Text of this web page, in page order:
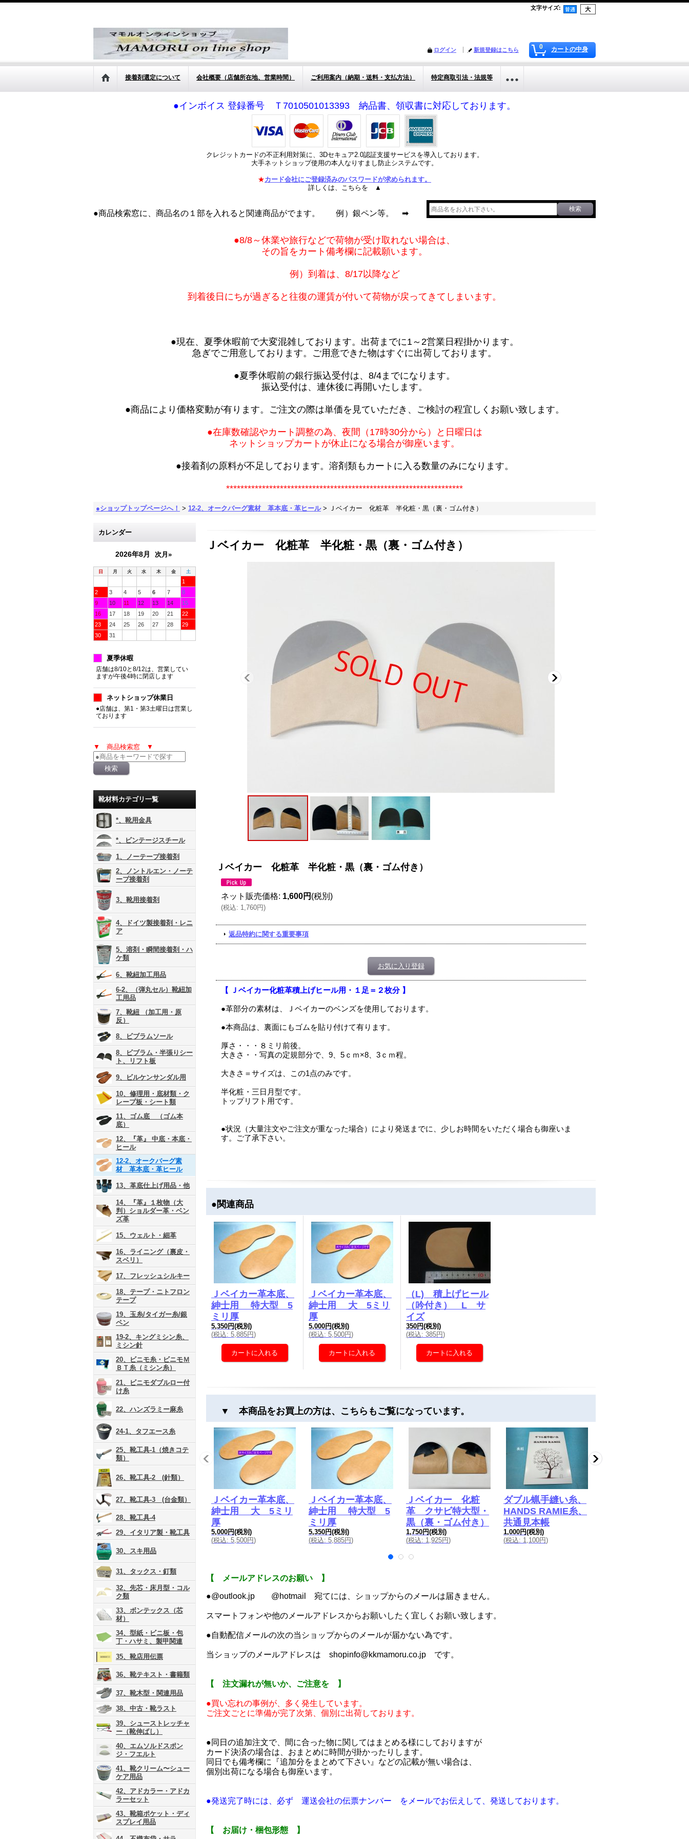
文字サイズ:
0 カートの中身
ログイン 新規登録はこちら
接着剤選定について 会社概要（店舗所在地、営業時間） ご利用案内（納期・送料・支払方法） 特定商取引法・法規等
●インボイス 登録番号 Ｔ7010501013393 納品書、領収書に対応しております。
クレジットカードの不正利用対策に、3Dセキュア2.0認証支援サービスを導入しております。
大手ネットショップ使用の本人なりすまし防止システムです。
★カード会社にご登録済みのパスワードが求められます。
詳しくは、こちらを ▲
●商品検索窓に、商品名の１部を入れると関連商品がでます。 例）銀ペン等。 ➡
●8/8～休業や旅行などで荷物が受け取れない場合は、
その旨をカート備考欄に記載願います。
例）到着は、8/17以降など
到着後日にちが過ぎると往復の運賃が付いて荷物が戻ってきてしまいます。
●現在、夏季休暇前で大変混雑しております。出荷までに1～2営業日程掛かります。
急ぎでご用意しております。ご用意できた物はすぐに出荷しております。
●夏季休暇前の銀行振込受付は、8/4までになります。
振込受付は、連休後に再開いたします。
●商品により価格変動が有ります。ご注文の際は単価を見ていただき、ご検討の程宜しくお願い致します。
●在庫数確認やカート調整の為、夜間（17時30分から）と日曜日は
ネットショップカートが休止になる場合が御座います。
●接着剤の原料が不足しております。溶剤類もカートに入る数量のみになります。
******************************************************************
●ショップトップページへ！ > 12-2、オークバーグ素材 革本底・革ヒール > Ｊベイカー 化粧革 半化粧・黒（裏・ゴム付き）
カレンダー
2026年8月 次月»
日 月 火 水 木 金 土
1
2
3 4 5 6 7
8
9
10 11 12 13 14
15
16
17 18 19 20 21
22
23
24 25 26 27 28
29
30
31
夏季休暇
店舗は8/10と8/12は、営業してい
ますが午後4時に閉店します
ネットショップ休業日
●店舗は、第1・第3土曜日は営業し
ております
▼ 商品検索窓 ▼
靴材料カテゴリ一覧
*、靴用金具
*、ビンテージスチール
1、ノーテープ接着剤
2、ノントルエン・ノーテ
ープ接着剤
3、靴用接着剤
4、ドイツ製接着剤・レニ
ア
5、溶剤・瞬間接着剤・ハ
ケ類
6、靴紐加工用品
6-2、（弾丸セル）靴紐加
工用品
7、靴紐 （加工用・原
反）
8、ビブラムソール
8、ビブラム・半張りシー
ト、リフト板
9、ビルケンサンダル用
10、修理用・底材類・ク
レープ板・シート類
11、ゴム底 （ゴム本
底）
12、『革』 中底・本底・
ヒール
12-2、オークバーグ素
材 革本底・革ヒール
13、革底仕上げ用品・他
14、『革』１枚物（大
判）ショルダー革・ベン
ズ革
15、ウェルト・細革
16、ライニング（裏皮・
スベリ）
17、フレッシュシルキー
18、テープ・ニトフロン
テープ
19、玉糸/タイガー糸/銀
ペン
19-2、キングミシン糸、
ミシン針
20、ビニモ糸・ビニモＭ
ＢＴ糸（ミシン糸）
21、ビニモダブルロー付
け糸
22、ハンズラミー麻糸
24-1、タフエース糸
25、靴工具-1（焼きコテ
類）
26、靴工具-2 (針類）
27、靴工具-3 (台金類）
28、靴工具-4
29、イタリア製・靴工具
30、スキ用品
31、タックス・釘類
32、先芯・床月型・コル
ク類
33、ボンテックス（芯
材）
34、型紙・ビニ板・包
丁・ハサミ、製甲関連
35、靴店用伝票
36、靴テキスト・書籍類
37、靴木型・関連用品
38、中古・靴ラスト
39、シューストレッチャ
ー（靴伸ばし）
40、エムソルドスポン
ジ・フエルト
41、靴クリーム〜シュー
ケア用品
42、アドカラー・アドカ
ラーセット
43、靴箱ポケット・ディ
スプレイ用品
Ｊベイカー 化粧革 半化粧・黒（裏・ゴム付き）
Ｊベイカー 化粧革 半化粧・黒（裏・ゴム付き）
ネット販売価格: 1,600円 (税別)
(税込: 1,760円)
返品特約に関する重要事項
お気に入り登録
【 Ｊベイカー化粧革積上げヒール用・１足＝２枚分 】
●革部分の素材は、Ｊベイカーのベンズを使用しております。
●本商品は、裏面にもゴムを貼り付けて有ります。
厚さ・・・８ミリ前後。
大きさ・・写真の定規部分で、9、5ｃｍ×8、3ｃｍ程。
大きさ＝サイズは、この1点のみです。
半化粧・三日月型です。
トップリフト用です。
●状況（大量注文やご注文が重なった場合）により発送までに、少しお時間をいただく場合も御座いま
す。ご了承下さい。
●関連商品
Ｊベイカー革本底、
紳士用 特大型 5
ミリ厚
5,350円(税別)
(税込: 5,885円)
Ｊベイカー革本底、
紳士用 大 5ミリ
厚
5,000円(税別)
(税込: 5,500円)
（L) 積上げヒール
（吟付き） L サ
イズ
350円(税別)
(税込: 385円)
▼ 本商品をお買上の方は、こちらもご覧になっています。
Ｊベイカー革本底、
紳士用 大 5ミリ
厚
5,000円(税別)
(税込: 5,500円)
Ｊベイカー革本底、
紳士用 特大型 5
ミリ厚
5,350円(税別)
(税込: 5,885円)
Ｊベイカー 化粧
革 クサビ特大型・
黒（裏・ゴム付き）
1,750円(税別)
(税込: 1,925円)
ダブル蝋手縫い糸、
HANDS RAMIE糸、
共通見本帳
1,000円(税別)
(税込: 1,100円)
【 メールアドレスのお願い 】
●@outlook.jp @hotmail 宛てには、ショップからのメールは届きません。
スマートフォンや他のメールアドレスからお願いしたく宜しくお願い致します。
●自動配信メールの次の当ショップからのメールが届かない為です。
当ショップのメールアドレスは shopinfo@kkmamoru.co.jp です。
【 注文漏れが無いか、ご注意を 】
●買い忘れの事例が、多く発生しています。
ご注文ごとに準備が完了次第、個別に出荷しております。
●同日の追加注文で、間に合った物に関してはまとめる様にしておりますが
カード決済の場合は、おまとめに時間が掛かったりします。
同日でも備考欄に『追加分をまとめて下さい』などの記載が無い場合は、
個別出荷になる場合も御座います。
●発送完了時には、必ず 運送会社の伝票ナンバー をメールでお伝えして、発送しております。
【 お届け・梱包形態 】